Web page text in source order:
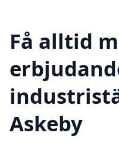
Få alltid
Askeby